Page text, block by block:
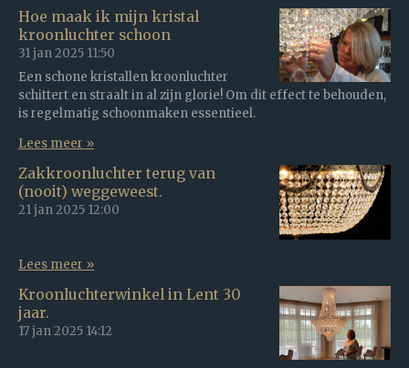
Hoe maak ik mijn kristal
kroonluchter schoon
31 jan 2025 11:50
Een schone kristallen kroonluchter
schittert en straalt in al zijn glorie! Om dit effect te behouden,
is regelmatig schoonmaken essentieel.
Lees meer »
Zakkroonluchter terug van
(nooit) weggeweest.
21 jan 2025 12:00
Lees meer »
Kroonluchterwinkel in Lent 30
jaar.
17 jan 2025 14:12